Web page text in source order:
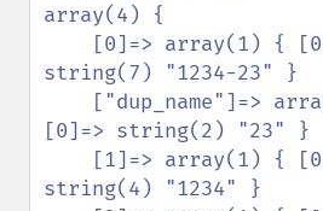
array(4) {
string(7) "1234-23" }
[0]=> string(2) "23" }
string(4) "1234" }